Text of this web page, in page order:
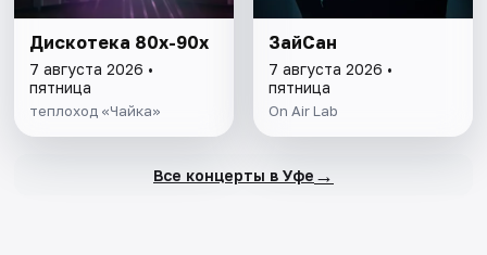
Дискотека 80х-90х
7 августа 2026 •
пятница
теплоход «Чайка»
ЗайСан
7 августа 2026 •
пятница
On Air Lab
Все концерты в Уфе →